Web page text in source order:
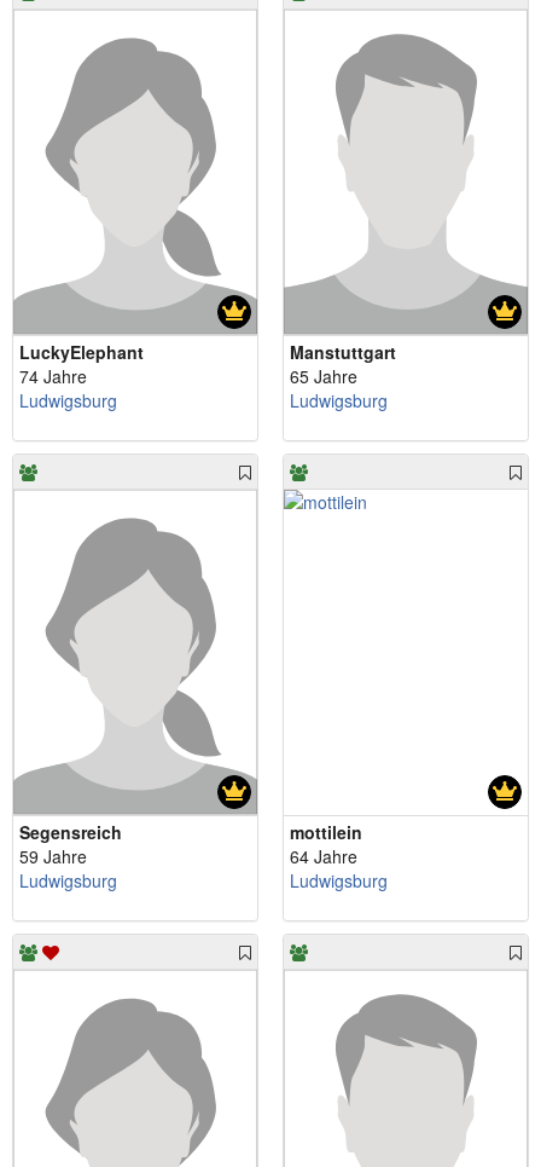
LuckyElephant
74 Jahre
Ludwigsburg
Manstuttgart
65 Jahre
Ludwigsburg
Segensreich
59 Jahre
Ludwigsburg
mottilein
64 Jahre
Ludwigsburg